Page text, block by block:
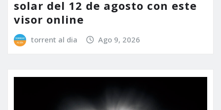
solar del 12 de agosto con este
visor online
torrent al dia Ago 9, 2026